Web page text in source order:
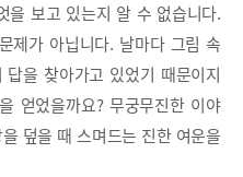
을 보고 있는지 알 수 없습니다.
제가 아닙니다. 날마다 그림 속
을 찾아가고 있었기 때문이지
얻었을까요? 무궁무진한 이야
덮을 때 스며드는 진한 여운을